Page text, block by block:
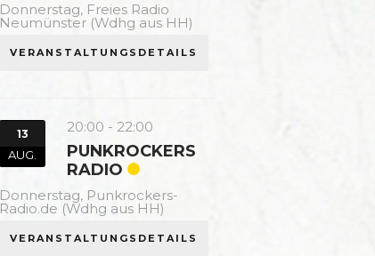
Donnerstag, Freies Radio
Neumünster (Wdhg aus HH)
VERANSTALTUNGSDETAILS
13
AUG.
20:00 - 22:00
PUNKROCKERS
RADIO
Donnerstag, Punkrockers-
Radio.de (Wdhg aus HH)
VERANSTALTUNGSDETAILS